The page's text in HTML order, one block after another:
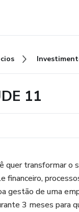
11
quer transformar o
financeiro,
gestão de uma
3 meses para